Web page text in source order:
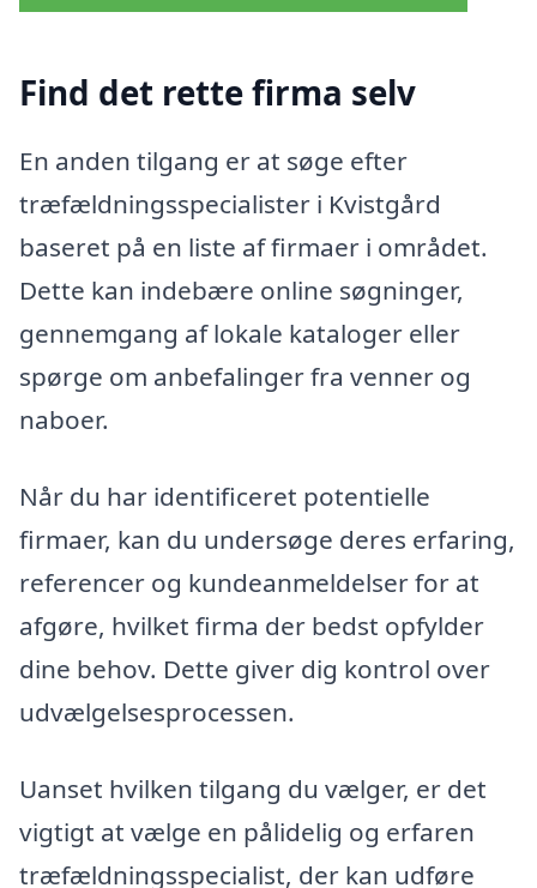
Find det rette firma selv
En anden tilgang er at søge efter
træfældningsspecialister i Kvistgård
baseret på en liste af firmaer i området.
Dette kan indebære online søgninger,
gennemgang af lokale kataloger eller
spørge om anbefalinger fra venner og
naboer.
Når du har identificeret potentielle
firmaer, kan du undersøge deres erfaring,
referencer og kundeanmeldelser for at
afgøre, hvilket firma der bedst opfylder
dine behov. Dette giver dig kontrol over
udvælgelsesprocessen.
Uanset hvilken tilgang du vælger, er det
vigtigt at vælge en pålidelig og erfaren
træfældningsspecialist, der kan udføre